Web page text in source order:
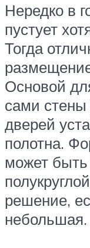
Нередко в
пустует
Тогда
Основой
сами стены
дверей
полотна.
может быть
решение,
небольшая.